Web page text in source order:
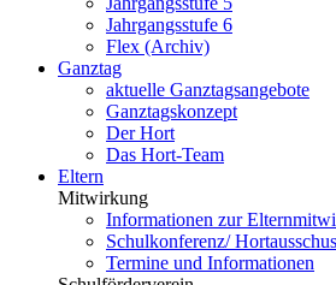
Jahrgangsstufe 6
Flex (Archiv)
Ganztag
aktuelle Ganztagsangebote
Ganztagskonzept
Der Hort
Das Hort-Team
Eltern
Mitwirkung
Informationen zur
Schulkonferenz/
Termine und Informationen